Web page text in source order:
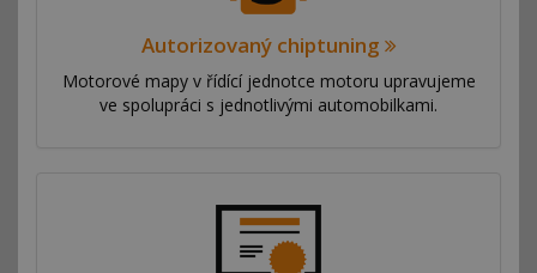
Autorizovaný chiptuning
Motorové mapy v řídící jednotce motoru upravujeme
ve spolupráci s jednotlivými automobilkami.